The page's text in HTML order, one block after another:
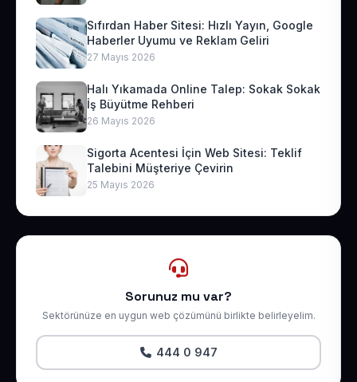
Sıfırdan Haber Sitesi: Hızlı Yayın, Google
Haberler Uyumu ve Reklam Geliri
27 Mayıs 2026
Halı Yıkamada Online Talep: Sokak Sokak
İş Büyütme Rehberi
26 Mayıs 2026
Sigorta Acentesi İçin Web Sitesi: Teklif
Talebini Müşteriye Çevirin
25 Mayıs 2026
Sorunuz mu var?
Sektörünüze en uygun web çözümünü birlikte belirleyelim.
444 0 947